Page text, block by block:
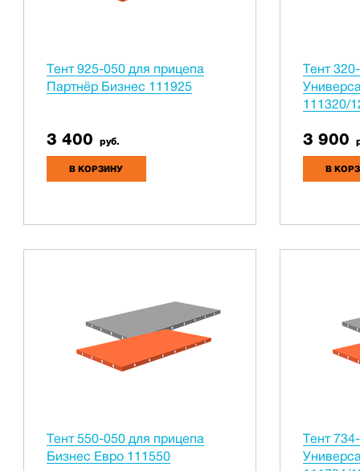
Тент 925-050 для прицепа
Партнёр Бизнес 111925
3 400 руб.
В КОРЗИНУ
Тент
111320/
3 900
В
Тент 550-050 для прицепа
Бизнес Евро 111550
Тент